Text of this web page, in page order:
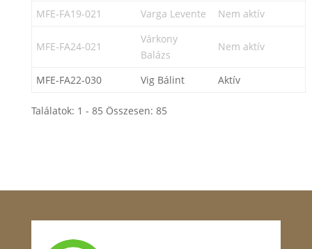
MFE-FA19-021
Varga Levente Nem aktív
MFE-FA24-021
Várkony
Balázs
Nem aktív
MFE-FA22-030 Vig Bálint Aktív
Találatok: 1 - 85 Összesen: 85